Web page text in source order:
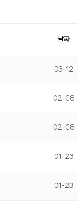
날짜
03-12
02-08
02-08
01-23
01-23